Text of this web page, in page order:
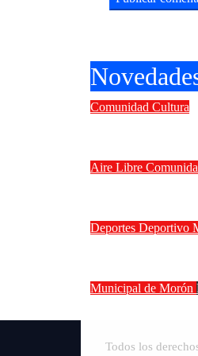
Comunidad Cultura
Aire Libre
Deportes Deportivo
Municipal de Morón
Todos los